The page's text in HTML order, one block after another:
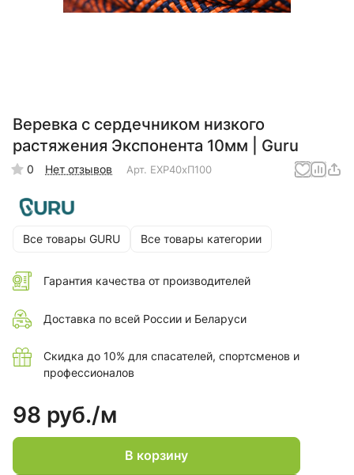
Веревка с сердечником низкого
растяжения Экспонента 10мм | Guru
0 Нет отзывов Арт. EXP40xП100
Все товары GURU Все товары категории
Гарантия качества от производителей
Доставка по всей России и Беларуси
Скидка до 10% для спасателей, спортсменов и
профессионалов
98 руб./м
В корзину